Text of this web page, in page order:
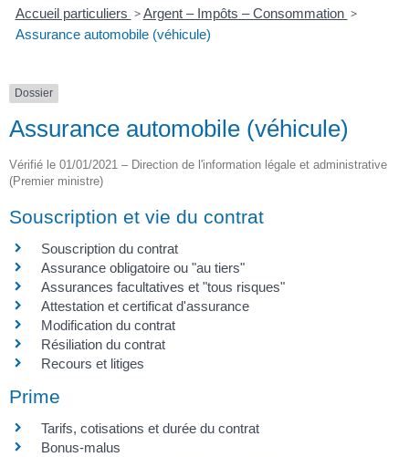
Accueil particuliers > Argent – Impôts – Consommation >
Assurance automobile (véhicule)
Dossier
Assurance automobile (véhicule)
Vérifié le 01/01/2021 – Direction de l'information légale et administrative
(Premier ministre)
Souscription et vie du contrat
Souscription du contrat
Assurance obligatoire ou "au tiers"
Assurances facultatives et "tous risques"
Attestation et certificat d'assurance
Modification du contrat
Résiliation du contrat
Recours et litiges
Prime
Tarifs, cotisations et durée du contrat
Bonus-malus